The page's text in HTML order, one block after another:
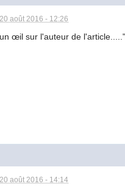
20 août 2016 - 12:26
œil sur l'auteur de
20 août 2016 - 14:14